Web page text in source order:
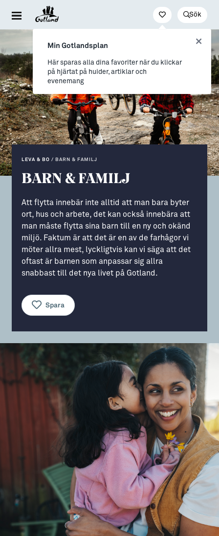
Sök
Evenemang
Resa hit & runt
Kultur & nöje
Friluftsliv & natur
Mat & dryck
Hitta boende
Konst & form
Guidade turer
Aktiviteter
Sustainable Plejs
Möten & kongresser
Hansestaden världsarv
Gotlands kulturarv
Almedalsveckan
Medeltidsveckan
Visby Centrum
För dig som drömmer
→ Nyfiken på Gotland
→ Vi som valt livet på Gotland
Allt om flytt
→ Flytta hit
→ Inför flytten
Allt om Gotland
→ Myter om att bo på Gotland
→ Gutamål och gotländska
Allt om bostad
→ Hyra bostad
→ Köpa bostad
→ Bygga hus
Allt om livet på Ön
→ Fritidsliv
→ Föreningsliv
→ Idrottsliv
Barn & Familj
Jobb
Distansarbete från Gotland
Stöd till företag
Studier & lärande
Studera på Gotland
LEVA & BO / BARN & FAMILJ
BARN & FAMILJ
Att flytta innebär inte alltid att man bara byter
ort, hus och arbete, det kan också innebära att
man måste flytta sina barn till en ny och okänd
miljö. Faktum är att det är en av de farhågor vi
möter allra mest, lyckligtvis kan vi säga att det
oftast är barnen som anpassar sig allra
snabbast till det nya livet på Gotland.
Spara
Min Gotlandsplan
Här sparas alla dina favoriter när du klickar
på hjärtat på huider, artiklar och
evenemang